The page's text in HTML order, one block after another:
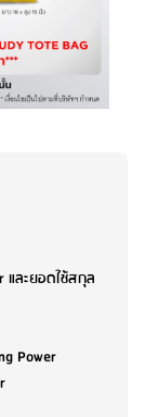
และยอดใช้สกุล
Power